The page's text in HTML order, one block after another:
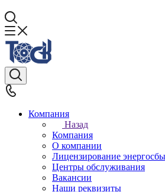
Компания
Назад
Компания
О компании
Лицензирование
Центры обслуживания
Вакансии
Наши реквизиты